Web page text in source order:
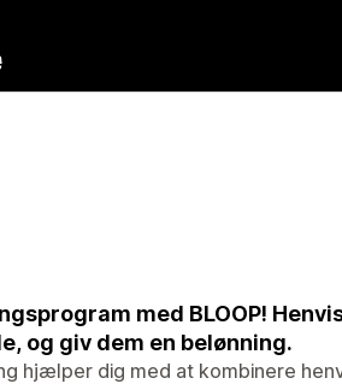
med BLOOP!
og giv dem en belønning.
hjælper dig med at kombinere